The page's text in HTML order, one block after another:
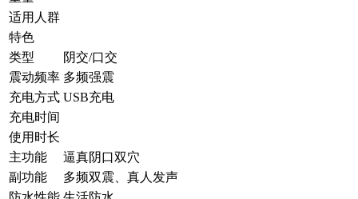
适用人群
特色
类型
阴交/口交
震动频率 多频强震
充电方式 USB充电
充电时间
使用时长
主功能
逼真阴口双穴
副功能
多频双震、真人发声